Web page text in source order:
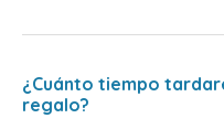
¿Cuánto tiempo
regalo?